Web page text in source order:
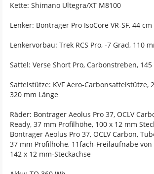
Kette: Shimano Ultegra/XT M8100
Lenker: Bontrager Pro IsoCore VR-SF, 44 cm
Lenkervorbau: Trek RCS Pro, -7 Grad, 110
Sattel: Verse Short Pro, Carbonstreben,
Sattelstütze: KVF Aero-Carbonsattelstütze,
320 mm Länge
Räder: Bontrager Aeolus Pro 37, OCLV
Ready, 37 mm Profilhöhe, 100 x 12 mm
Bontrager Aeolus Pro 37, OCLV Carbon,
37 mm Profilhöhe, 11fach-Freilaufnabe von
142 x 12 mm-Steckachse